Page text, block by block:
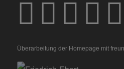
Überarbeitung der Homepage mit